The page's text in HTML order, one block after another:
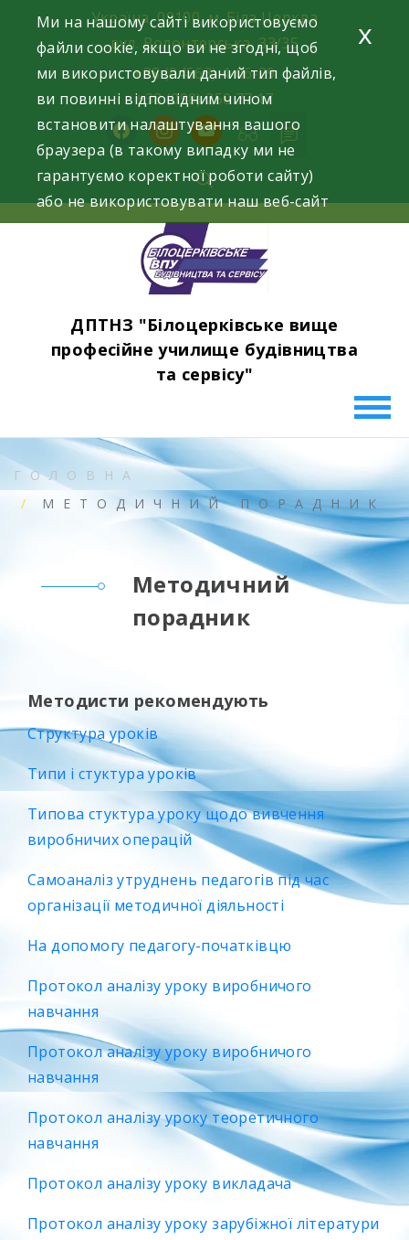
content
Україна, 09100, м. Біла Церква
вул. Волонтерська, 33/35
+38 (04563) 4-06-29
+38 (098) 250 77 17
facebookinstagramyoutube
ДПТНЗ "Білоцерківське вище
професійне училище будівництва
та сервісу"
ГОЛОВНА
МЕТОДИЧНИЙ ПОРАДНИК
Методичний
порадник
Методисти рекомендують
Структура уроків
Типи і стуктура уроків
Типова стуктура уроку щодо вивчення
виробничих операцій
Самоаналіз утруднень педагогів під час
організації методичної діяльності
На допомогу педагогу-початківцю
Протокол аналізу уроку виробничого
навчання
Протокол аналізу уроку виробничого
навчання
Протокол аналізу уроку теоретичного
навчання
Протокол аналізу уроку викладача
Протокол аналізу уроку зарубіжної літератури
Ми на нашому сайті використовуємо
файли cookie, якщо ви не згодні, щоб
ми використовували даний тип файлів,
ви повинні відповідним чином
встановити налаштування вашого
браузера (в такому випадку ми не
гарантуємо коректної роботи сайту)
або не використовувати наш веб-сайт
x